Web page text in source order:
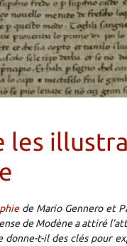
les
de Mario Gennero et
de Modène a attiré
donne-t-il des clés pour